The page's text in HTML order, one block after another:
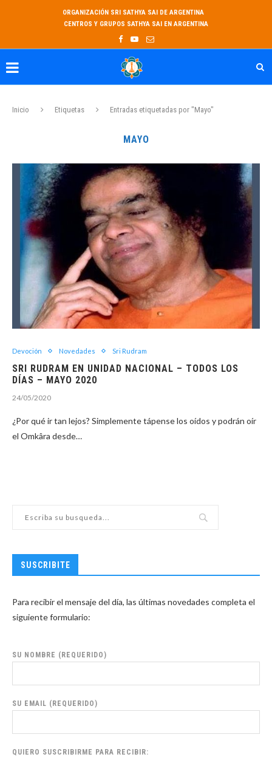
ORGANIZACIÓN SRI SATHYA SAI DE ARGENTINA
CENTROS Y GRUPOS SATHYA SAI EN ARGENTINA
Inicio Etiquetas Entradas etiquetadas por "Mayo"
MAYO
Devoción Novedades Sri Rudram
SRI RUDRAM EN UNIDAD NACIONAL – TODOS LOS
DÍAS – MAYO 2020
24/05/2020
¿Por qué ir tan lejos? Simplemente tápense los oídos y podrán oír
el Omkâra desde…
SUSCRIBITE
Para recibir el mensaje del día, las últimas novedades completa el
siguiente formulario:
SU NOMBRE (REQUERIDO)
SU EMAIL (REQUERIDO)
QUIERO SUSCRIBIRME PARA RECIBIR: